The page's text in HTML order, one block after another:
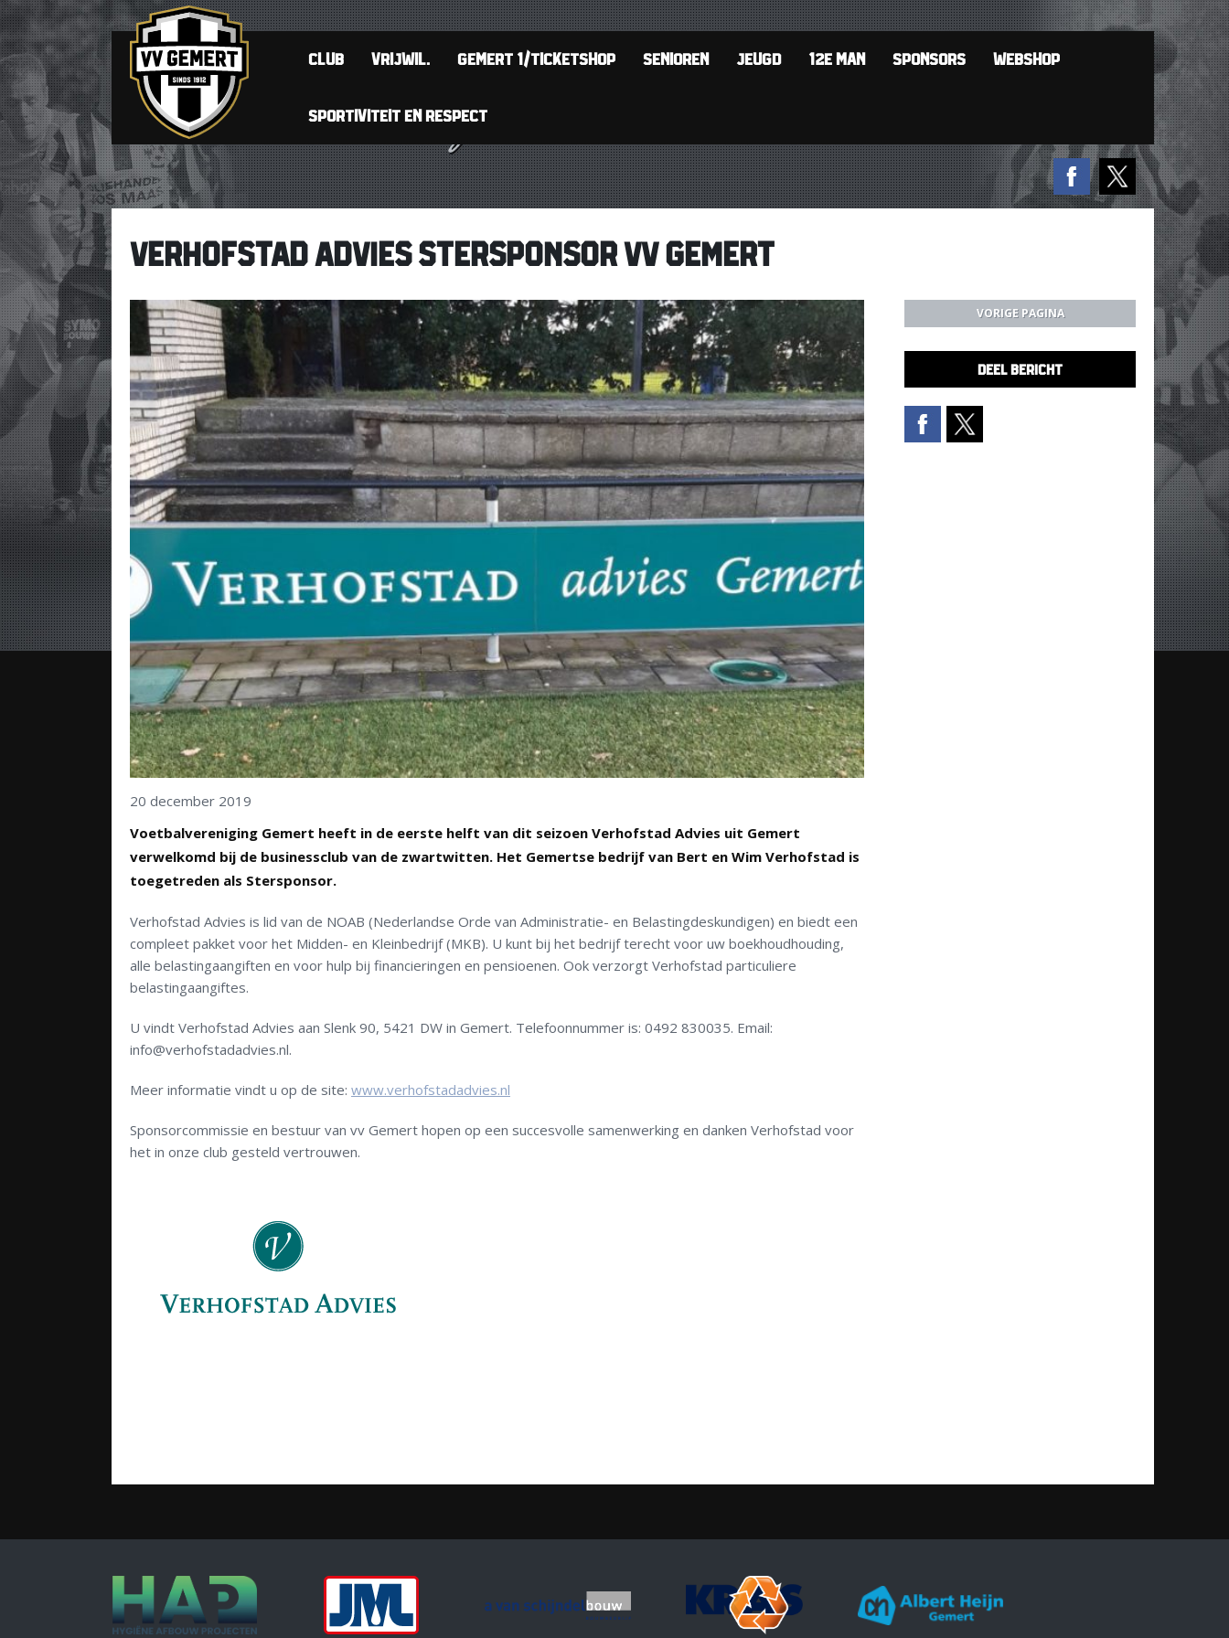
CLUB VRIJWIL. GEMERT 1/TICKETSHOP SENIOREN JEUGD 12E MAN SPONSORS WEBSHOP
SPORTIVITEIT EN RESPECT
VERHOFSTAD ADVIES STERSPONSOR VV GEMERT
20 december 2019
Voetbalvereniging Gemert heeft in de eerste helft van dit seizoen Verhofstad Advies uit Gemert
verwelkomd bij de businessclub van de zwartwitten. Het Gemertse bedrijf van Bert en Wim Verhofstad is
toegetreden als Stersponsor.
Verhofstad Advies is lid van de NOAB (Nederlandse Orde van Administratie- en Belastingdeskundigen) en biedt een
compleet pakket voor het Midden- en Kleinbedrijf (MKB). U kunt bij het bedrijf terecht voor uw boekhoudhouding,
alle belastingaangiften en voor hulp bij financieringen en pensioenen. Ook verzorgt Verhofstad particuliere
belastingaangiftes.
U vindt Verhofstad Advies aan Slenk 90, 5421 DW in Gemert. Telefoonnummer is: 0492 830035. Email:
info@verhofstadadvies.nl.
Meer informatie vindt u op de site: www.verhofstadadvies.nl
Sponsorcommissie en bestuur van vv Gemert hopen op een succesvolle samenwerking en danken Verhofstad voor
het in onze club gesteld vertrouwen.
VORIGE PAGINA
DEEL BERICHT